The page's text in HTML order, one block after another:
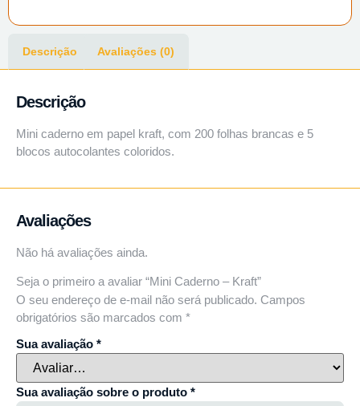
Descrição Avaliações (0)
Descrição
Mini caderno em papel kraft, com 200 folhas brancas e 5
blocos autocolantes coloridos.
Avaliações
Não há avaliações ainda.
Seja o primeiro a avaliar “Mini Caderno – Kraft”
O seu endereço de e-mail não será publicado. Campos
obrigatórios são marcados com *
Sua avaliação *
Sua avaliação sobre o produto *